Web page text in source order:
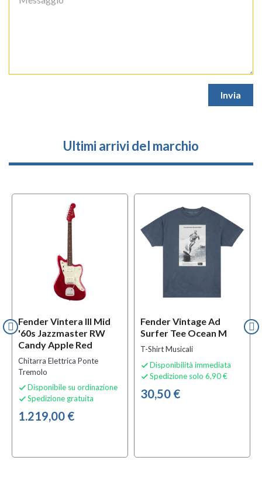
Ultimi arrivi del marchio
Fender Vintera III Mid
'60s Jazzmaster RW
Candy Apple Red
Chitarra Elettrica Ponte
Tremolo
 Disponibile su ordinazione
 Spedizione gratuita
1.219,00 €
Fender Vintage Ad
Surfer Tee Ocean M
T-Shirt Musicali
 Disponibilità immediata
 Spedizione solo 6,90 €
30,50 €